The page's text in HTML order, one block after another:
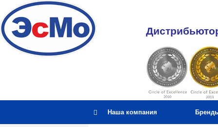
Наша компания